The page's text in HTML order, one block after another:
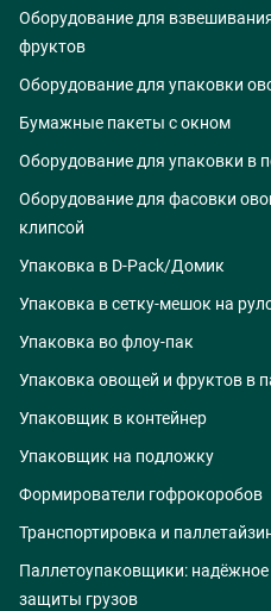
Оборудование для
фруктов
Оборудование для упаковки
Бумажные пакеты с окном
Оборудование для упаковки в
Оборудование для фасовки
клипсой
Упаковка в D-Pack/Домик
Упаковка в сетку-мешок на
Упаковка во флоу-пак
Упаковка овощей и фруктов в
Упаковщик в контейнер
Упаковщик на подложку
Формирователи гофрокоробов
Транспортировка и
Паллетоупаковщики:
защиты грузов